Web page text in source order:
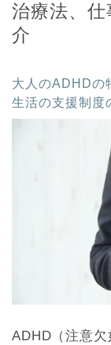
治療法、
介
大人のADHDの
生活の支援制度
ADHD（注意